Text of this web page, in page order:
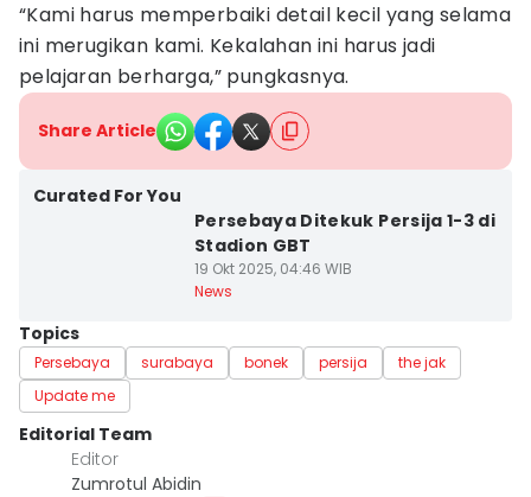
“Kami harus memperbaiki detail kecil yang selama
ini merugikan kami. Kekalahan ini harus jadi
pelajaran berharga,” pungkasnya.
Share Article
Curated For You
Persebaya Ditekuk Persija 1-3 di
Stadion GBT
19 Okt 2025, 04:46 WIB
News
Topics
Persebaya surabaya bonek persija
the jak
Update me
Editorial Team
Editor
Zumrotul Abidin